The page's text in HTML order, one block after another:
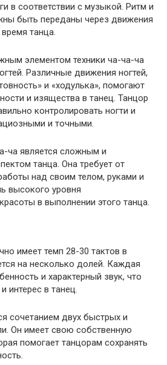
в соответствии с музыкой. Ритм и
быть переданы через движения
танца.
элементом техники ча-ча-ча
Различные движения ногтей,
и «ходулька», помогают
и изящества в танец. Танцор
контролировать ногти и
и точными.
ча является сложным и
танца. Она требует от
над своим телом, руками и
высокого уровня
в выполнении этого танца.
имеет темп 28-30 тактов в
на несколько долей. Каждая
и характерный звук, что
интерес в танец.
сочетанием двух быстрых и
Он имеет свою собственную
помогает танцорам сохранять